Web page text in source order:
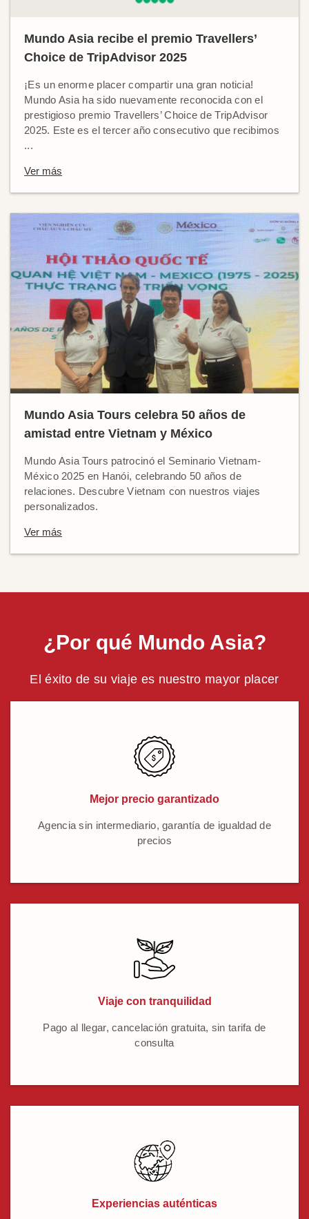
Mundo Asia recibe el premio Travellers’
Choice de TripAdvisor 2025
¡Es un enorme placer compartir una gran noticia!
Mundo Asia ha sido nuevamente reconocida con el
prestigioso premio Travellers’ Choice de TripAdvisor
2025. Este es el tercer año consecutivo que recibimos
...
Ver más
Mundo Asia Tours celebra 50 años de
amistad entre Vietnam y México
Mundo Asia Tours patrocinó el Seminario Vietnam-
México 2025 en Hanói, celebrando 50 años de
relaciones. Descubre Vietnam con nuestros viajes
personalizados.
Ver más
¿Por qué Mundo Asia?
El éxito de su viaje es nuestro mayor placer
Mejor precio garantizado
Agencia sin intermediario, garantía de igualdad de
precios
Viaje con tranquilidad
Pago al llegar, cancelación gratuita, sin tarifa de
consulta
Experiencias auténticas